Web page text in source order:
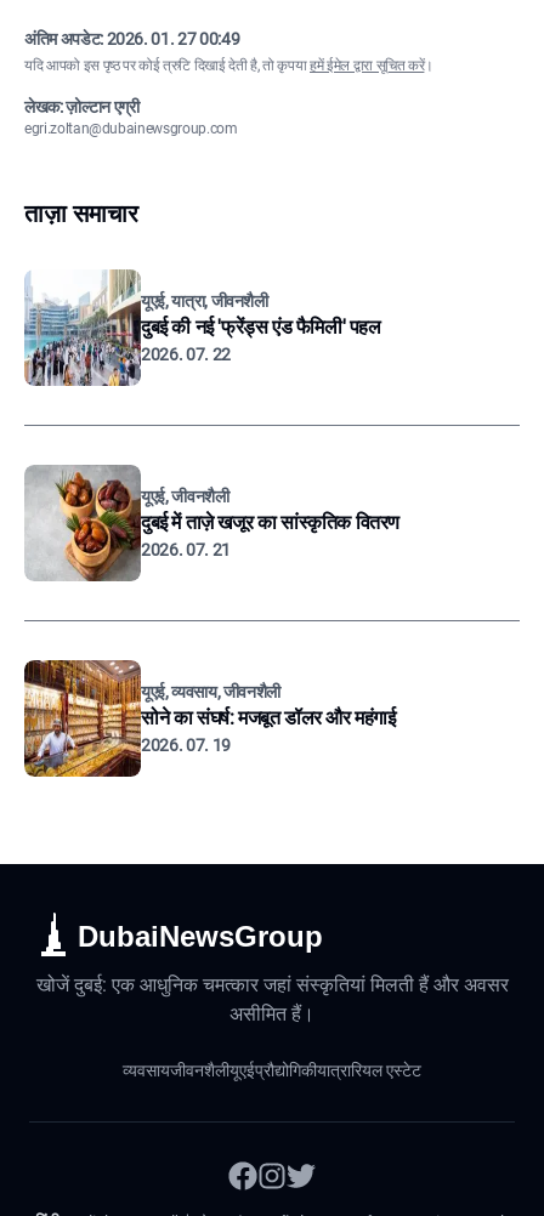
अंतिम अपडेट:2026. 01. 27 00:49
यदि आपको इस पृष्ठ पर कोई त्रुटि दिखाई देती है, तो कृपयाहमें ईमेल द्वारा सूचित करें।
लेखक: ज़ोल्टान एग्री
egri.zoltan@dubainewsgroup.com
ताज़ा समाचार
यूएई, यात्रा, जीवनशैली
दुबई की नई 'फ्रेंड्स एंड फैमिली' पहल
2026. 07. 22
यूएई, जीवनशैली
दुबई में ताज़े खजूर का सांस्कृतिक वितरण
2026. 07. 21
यूएई, व्यवसाय, जीवनशैली
सोने का संघर्ष: मजबूत डॉलर और महंगाई
2026. 07. 19
DubaiNewsGroup
खोजें दुबई: एक आधुनिक चमत्कार जहां संस्कृतियां मिलती हैं और अवसर
असीमित हैं।
व्यवसायजीवनशैलीयूएईप्रौद्योगिकीयात्रारियल एस्टेट